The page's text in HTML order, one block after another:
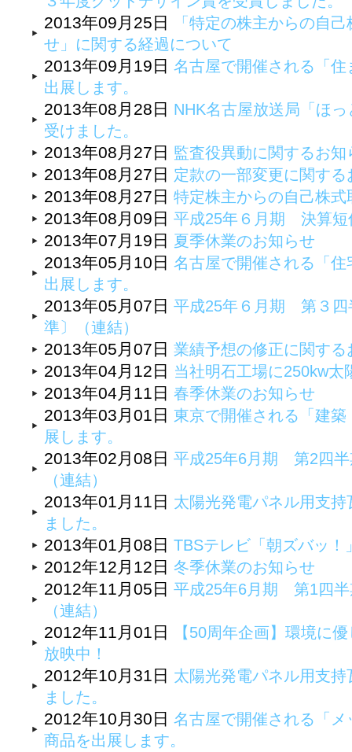
2013年09月25日
「特定の株主からの自
せ」に関する経過について
2013年09月19日 名古屋で開催される「
出展します。
2013年08月28日 NHK名古屋放送局「ほ
受けました。
2013年08月27日 監査役異動に関するお知
2013年08月27日 定款の一部変更に関する
2013年08月27日 特定株主からの自己株
2013年08月09日 平成25年６月期 決算短
2013年07月19日 夏季休業のお知らせ
2013年05月10日 名古屋で開催される「
出展します。
2013年05月07日 平成25年６月期 第３四
準〕（連結）
2013年05月07日 業績予想の修正に関する
2013年04月12日 当社明石工場に250kw太
2013年04月11日 春季休業のお知らせ
2013年03月01日 東京で開催される「建
展します。
2013年02月08日 平成25年6月期 第2四半
（連結）
2013年01月11日 太陽光発電パネル用支
ました。
2013年01月08日 TBSテレビ「朝ズバッ
2012年12月12日 冬季休業のお知らせ
2012年11月05日 平成25年6月期 第1四半
（連結）
2012年11月01日
【50周年企画】環境に
放映中！
2012年10月31日 太陽光発電パネル用支
ました。
2012年10月30日 名古屋で開催される「
商品を出展します。